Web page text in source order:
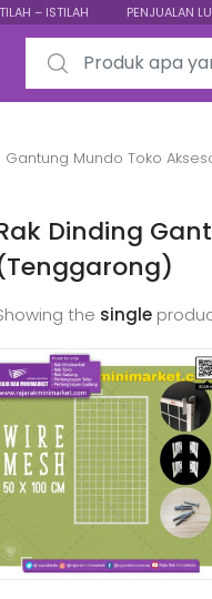
– ISTILAH PENJUALAN
Search for:
Mundo Toko
Dinding
the single